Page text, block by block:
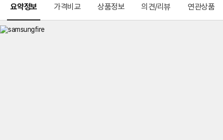
요약정보 가격비교 상품정보 의견/리뷰 연관상품